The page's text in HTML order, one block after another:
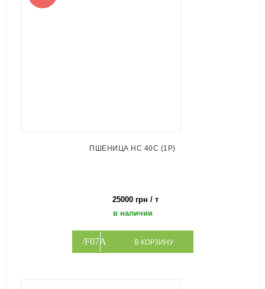
ПШЕНИЦА НС 40С (1Р)
25000 грн / т
в наличии
В КОРЗИНУ